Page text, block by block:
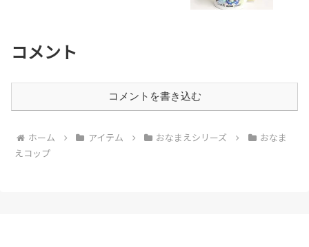
コメント
コメントを書き込む
ホーム アイテム おなまえシリーズ
おなま
えコップ